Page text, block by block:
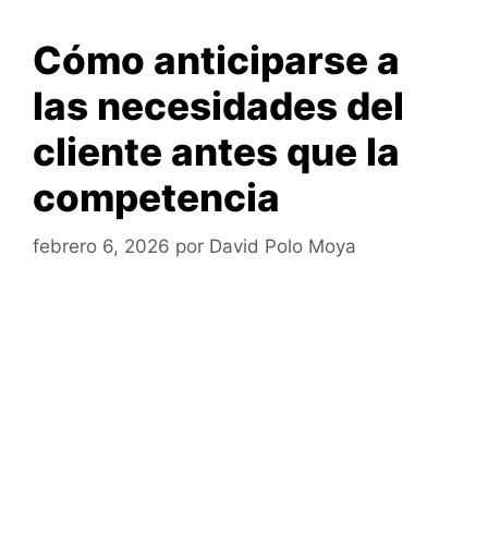
Cómo anticiparse a
las necesidades del
cliente antes que la
competencia
febrero 6, 2026 por David Polo Moya